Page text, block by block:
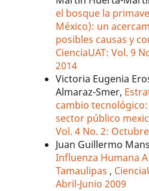
el bosque la
México): un
posibles causas y
CienciaUAT: Vol. 9
2014
Victoria Eugenia
Almaraz-Smer,
cambio
sector público
Vol. 4 No. 2:
Juan Guillermo
Influenza Humana
Tamaulipas ,
Abril-Junio 2009